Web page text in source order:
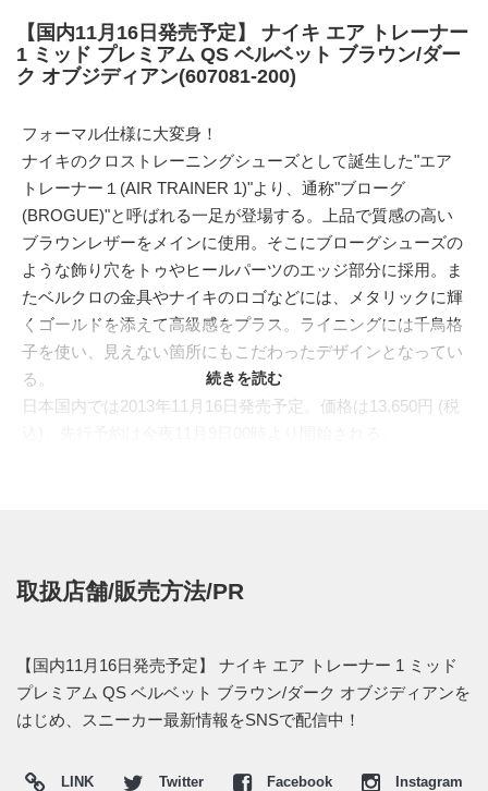
【国内11月16日発売予定】 ナイキ エア トレーナー
1 ミッド プレミアム QS ベルベット ブラウン/ダー
ク オブジディアン(607081-200)
フォーマル仕様に大変身！
ナイキのクロストレーニングシューズとして誕生した"エア
トレーナー１(AIR TRAINER 1)"より、通称"ブローグ
(BROGUE)"と呼ばれる一足が登場する。上品で質感の高い
ブラウンレザーをメインに使用。そこにブローグシューズの
ような飾り穴をトゥやヒールパーツのエッジ部分に採用。ま
たベルクロの金具やナイキのロゴなどには、メタリックに輝
くゴールドを添えて高級感をプラス。ライニングには千鳥格
子を使い、見えない箇所にもこだわったデザインとなってい
る。
日本国内では2013年11月16日発売予定。価格は13,650円 (税
続きを読む
取扱店舗/販売方法/PR
【国内11月16日発売予定】 ナイキ エア トレーナー 1 ミッド
プレミアム QS ベルベット ブラウン/ダーク オブジディアンを
はじめ、スニーカー最新情報をSNSで配信中！
LINK Twitter Facebook Instagram